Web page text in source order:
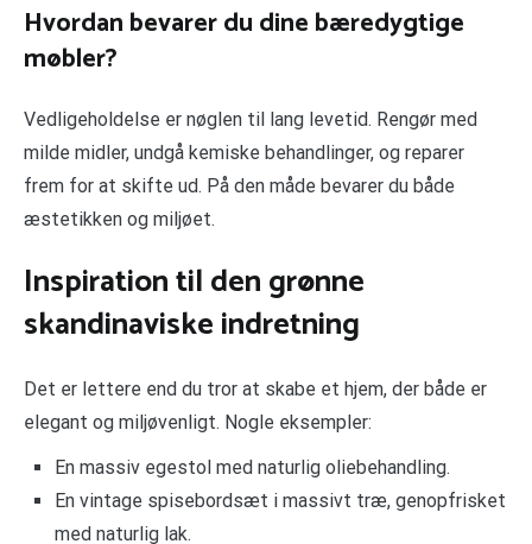
Hvordan bevarer du dine bæredygtige
møbler?
Vedligeholdelse er nøglen til lang levetid. Rengør med
milde midler, undgå kemiske behandlinger, og reparer
frem for at skifte ud. På den måde bevarer du både
æstetikken og miljøet.
Inspiration til den grønne
skandinaviske indretning
Det er lettere end du tror at skabe et hjem, der både er
elegant og miljøvenligt. Nogle eksempler:
En massiv egestol med naturlig oliebehandling.
En vintage spisebordsæt i massivt træ, genopfrisket
med naturlig lak.